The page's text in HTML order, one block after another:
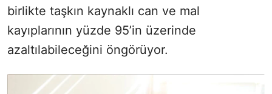
birlikte taşkın kaynaklı can ve mal
kayıplarının yüzde 95’in üzerinde
azaltılabileceğini öngörüyor.